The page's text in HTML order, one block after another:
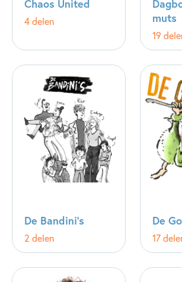
Chaos United
4 delen
muts
19
De Bandini's
2 delen
De
17